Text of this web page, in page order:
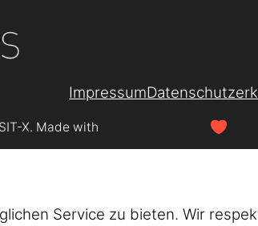
Impressum
X. Made with
Service zu bieten. Wir